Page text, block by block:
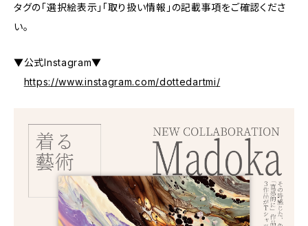
タグの「選択絵表示」「取り扱い情報」の記載事項をご確認くださ
い。
▼公式Instagram▼
https://www.instagram.com/dottedartmi/